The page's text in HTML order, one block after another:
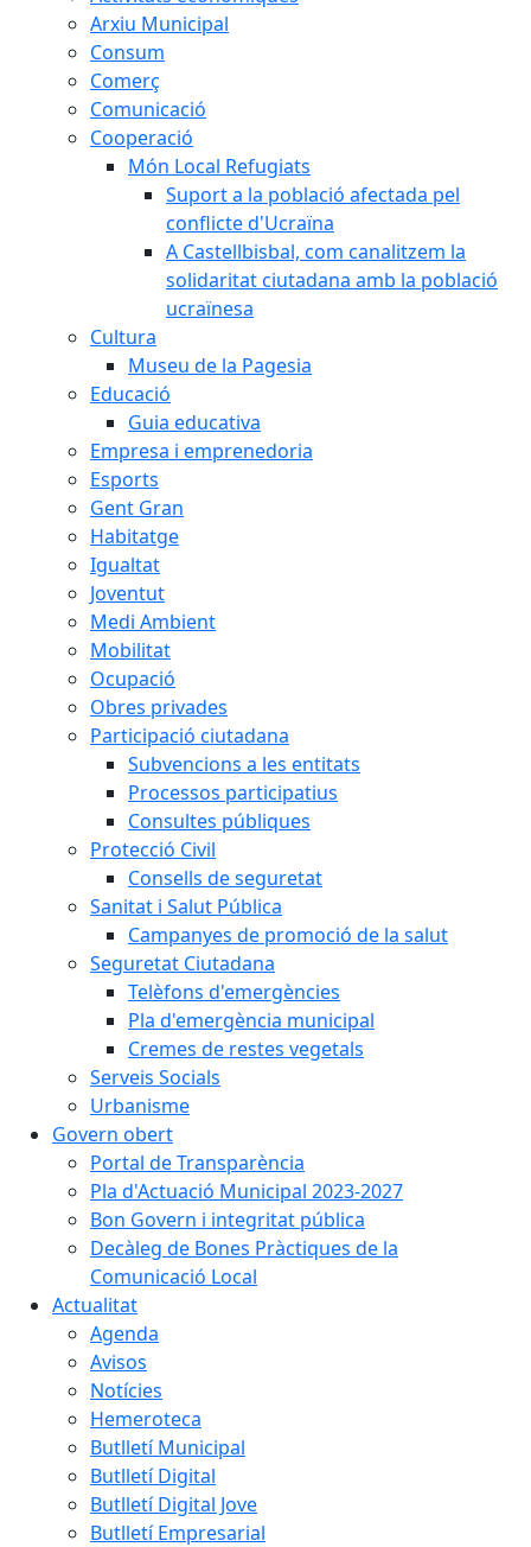
Arxiu Municipal
Consum
Comerç
Comunicació
Cooperació
Món Local Refugiats
Suport a la població afectada pel
conflicte d'Ucraïna
A Castellbisbal, com canalitzem la
solidaritat ciutadana amb la població
ucraïnesa
Cultura
Museu de la Pagesia
Educació
Guia educativa
Empresa i emprenedoria
Esports
Gent Gran
Habitatge
Igualtat
Joventut
Medi Ambient
Mobilitat
Ocupació
Obres privades
Participació ciutadana
Subvencions a les entitats
Processos participatius
Consultes públiques
Protecció Civil
Consells de seguretat
Sanitat i Salut Pública
Campanyes de promoció de la salut
Seguretat Ciutadana
Telèfons d'emergències
Pla d'emergència municipal
Cremes de restes vegetals
Serveis Socials
Urbanisme
Govern obert
Portal de Transparència
Pla d'Actuació Municipal 2023-2027
Bon Govern i integritat pública
Decàleg de Bones Pràctiques de la
Comunicació Local
Actualitat
Agenda
Avisos
Notícies
Hemeroteca
Butlletí Municipal
Butlletí Digital
Butlletí Digital Jove
Butlletí Empresarial